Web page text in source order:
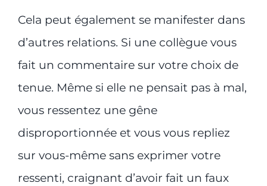
Cela peut également se manifester dans
d’autres relations. Si une collègue vous
fait un commentaire sur votre choix de
tenue. Même si elle ne pensait pas à mal,
vous ressentez une gêne
disproportionnée et vous vous repliez
sur vous-même sans exprimer votre
ressenti, craignant d’avoir fait un faux